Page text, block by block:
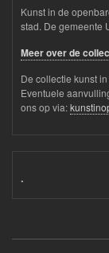
Kunst in de
stad. De gemeente
Meer over de
De collectie kunst
Eventuele
ons op via:
.